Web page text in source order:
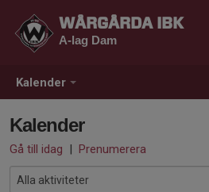
Kalender
WÅRGÅRDA IBK
A-lag Dam
Kalender
Gå till idag | Prenumerera